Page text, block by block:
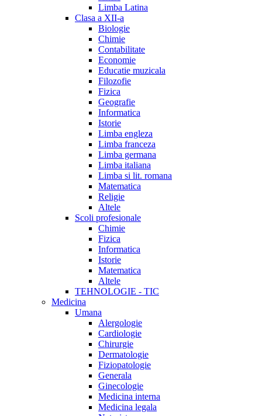
Limba Latina
Clasa a XII-a
Biologie
Chimie
Contabilitate
Economie
Educatie muzicala
Filozofie
Fizica
Geografie
Informatica
Istorie
Limba engleza
Limba franceza
Limba germana
Limba italiana
Limba si lit. romana
Matematica
Religie
Altele
Scoli profesionale
Chimie
Fizica
Informatica
Istorie
Matematica
Altele
TEHNOLOGIE - TIC
Medicina
Umana
Alergologie
Cardiologie
Chirurgie
Dermatologie
Fiziopatologie
Generala
Ginecologie
Medicina interna
Medicina legala